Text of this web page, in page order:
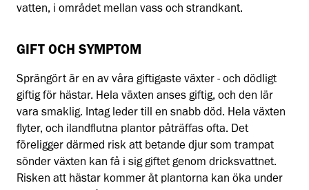
vatten, i området mellan vass och strandkant.
GIFT OCH SYMPTOM
Sprängört är en av våra giftigaste växter - och dödligt
giftig för hästar. Hela växten anses giftig, och den lär
vara smaklig. Intag leder till en snabb död. Hela växten
flyter, och ilandflutna plantor påträffas ofta. Det
föreligger därmed risk att betande djur som trampat
sönder växten kan få i sig giftet genom dricksvattnet.
Risken att hästar kommer åt plantorna kan öka under